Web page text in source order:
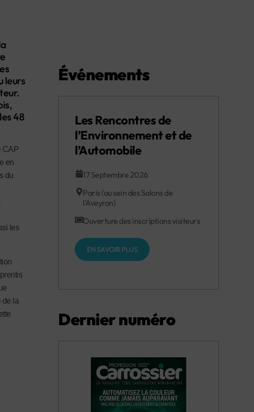
leurs
48
CAP
en
du
les
de la
Événements
Les Rencontres de
l’Environnement et de
l’Automobile
17 Septembre 2026
Paris (au sein des Salons de
l’Aveyron)
Ouverture des inscriptions visiteurs
EN SAVOIR PLUS
Dernier numéro